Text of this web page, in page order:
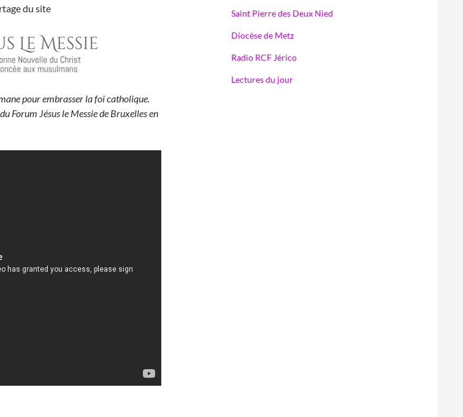
du site
pour embrasser la foi catholique.
Forum Jésus le Messie de Bruxelles en
Saint Pierre des Deux Nied
Diocèse de Metz
Radio RCF Jérico
Lectures du jour